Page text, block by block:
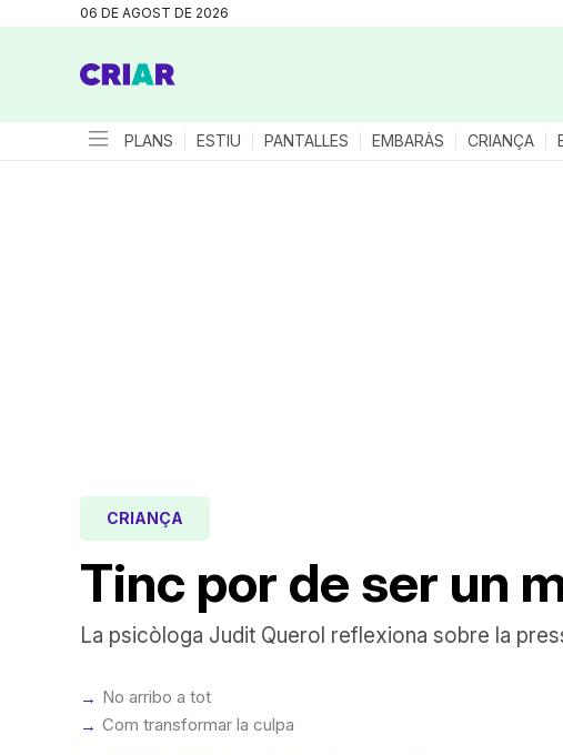
06 DE AGOST DE 2026
PLANS ESTIU PANTALLES EMBARÀS CRIANÇA
Tinc por de ser un
CRIANÇA
La psicòloga Judit Querol reflexiona sobre la
No arribo a tot
Com transformar la culpa